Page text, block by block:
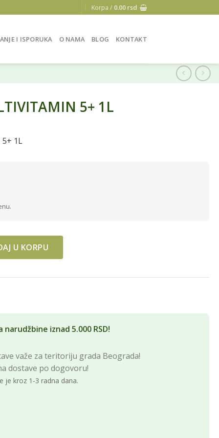
Korpa / 0.00 rsd
I ISPORUKA O NAMA BLOG KONTAKT
5+ 1L
5+ 1L
1L quantity
U KORPU
iznad 5.000 RSD!
važe za teritoriju grada Beograda!
dostave po dogovoru!
je kroz 1-3 radna dana.